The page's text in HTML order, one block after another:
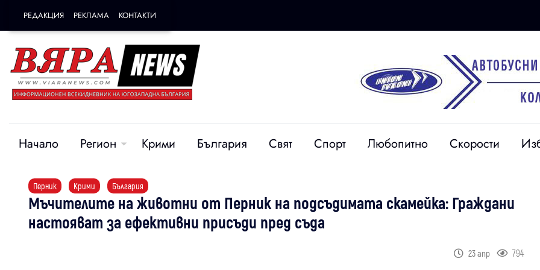
РЕДАКЦИЯ РЕКЛАМА КОНТАКТИ
Начало Регион Крими България Свят Спорт Любопитно Скорости
Перник Крими България
Мъчителите на животни от Перник на подсъдимата скамейка: Граждани
настояват за ефективни присъди пред съда
23 апр 794